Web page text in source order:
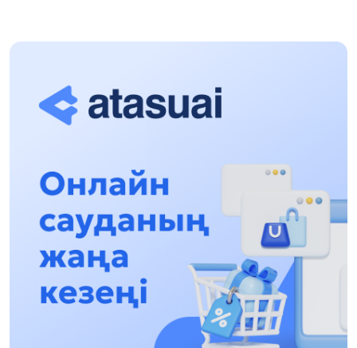
«Заң керуені» жобасы: Абай облысында
17:31, 31 Шілде 2026
13:13, 30 Шілде 2026
Асхат Асылбеков: Күшті билікке күшті
тұлғалар керек!
12:01, 28 Шілде 2026
Абзал Достияр: Думан Мұхаметкәрімді